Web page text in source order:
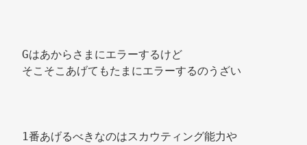
Gはあからさまにエラーするけど
そこそこあげてもたまにエラーするのうざい
1番あげるべきなのはスカウティング能力や